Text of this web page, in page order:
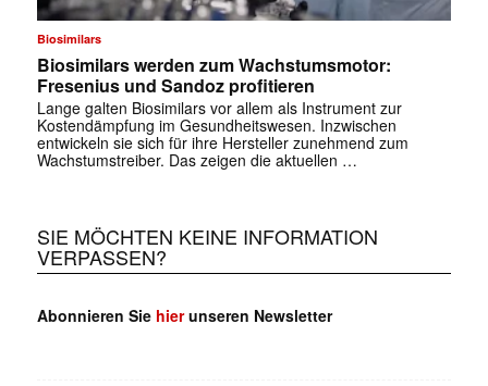
Biosimilars
Biosimilars werden zum Wachstumsmotor:
Fresenius und Sandoz profitieren
Lange galten Biosimilars vor allem als Instrument zur
Kostendämpfung im Gesundheitswesen. Inzwischen
entwickeln sie sich für ihre Hersteller zunehmend zum
Wachstumstreiber. Das zeigen die aktuellen …
SIE MÖCHTEN KEINE INFORMATION
VERPASSEN?
Abonnieren Sie hierunseren Newsletter